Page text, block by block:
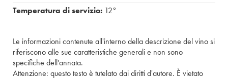
Temperatura di servizio: 12°
Le informazioni contenute all'interno della descrizione del vino si
riferiscono alle sue caratteristiche generali e non sono
specifiche dell'annata.
Attenzione: questo testo è tutelato dai diritti d'autore. È vietato